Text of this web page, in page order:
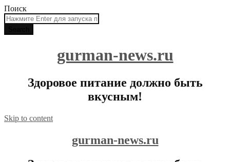
Поиск
gurman-news.ru
Здоровое питание должно быть
вкусным!
Skip to content
gurman-news.ru